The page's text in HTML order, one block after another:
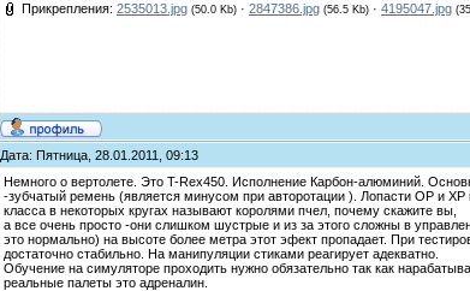
Прикрепления: 2535013.jpg (50.0 Kb) · 2847386.jpg (56.5 Kb) · 4195047.jpg
Дата: Пятница, 28.01.2011, 09:13
Немного о вертолете. Это T-Rex450. Исполнение Карбон-алюминий.
-зубчатый ремень (является минусом при авторотации ). Лопасти ОР и ХР
класса в некоторых кругах называют королями пчел, почему скажите вы,
а все очень просто -они слишком шустрые и из за этого сложны в
это нормально) на высоте более метра этот эфект пропадает. При
достаточно стабильно. На манипуляции стиками реагирует адекватно.
Обучение на симуляторе проходить нужно обязательно так как
реальные палеты это адреналин.